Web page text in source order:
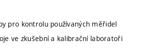
pro kontrolu používaných měřidel
ve zkušební a kalibrační laboratoři